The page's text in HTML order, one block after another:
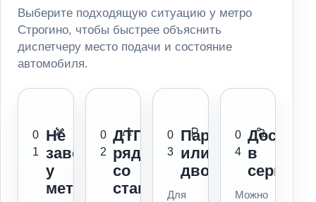
Выберите подходящую ситуацию у метро
Строгино, чтобы быстрее объяснить
диспетчеру место подачи и состояние
автомобиля.
0
1
Не
заводится
у
метро
0
2
ДТП
рядом
со
станцией
0
3
Паркинг
или
двор
Для
0
4
в
сервис
Можно